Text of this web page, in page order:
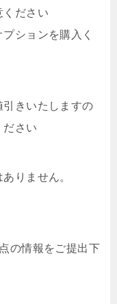
ください
ションを購入く
引きいたしますの
ださい
りません。
の情報をご提出下